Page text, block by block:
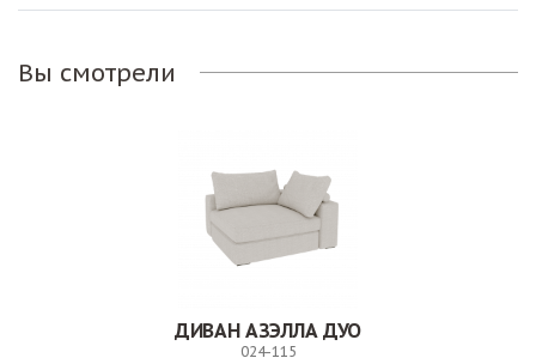
Вы смотрели
ДИВАН АЗЭЛЛА ДУО
024-115